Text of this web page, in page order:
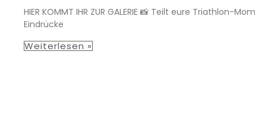
HIER KOMMT IHR ZUR GALERIE 📸 Teilt eure
Eindrücke
Weiterlesen »